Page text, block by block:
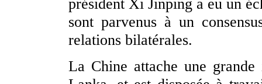
président Xi Jinping a eu un
sont parvenus à un
relations bilatérales.
La Chine attache une